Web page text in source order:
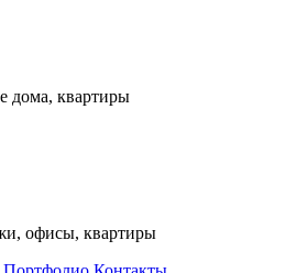
дома, квартиры
офисы, квартиры